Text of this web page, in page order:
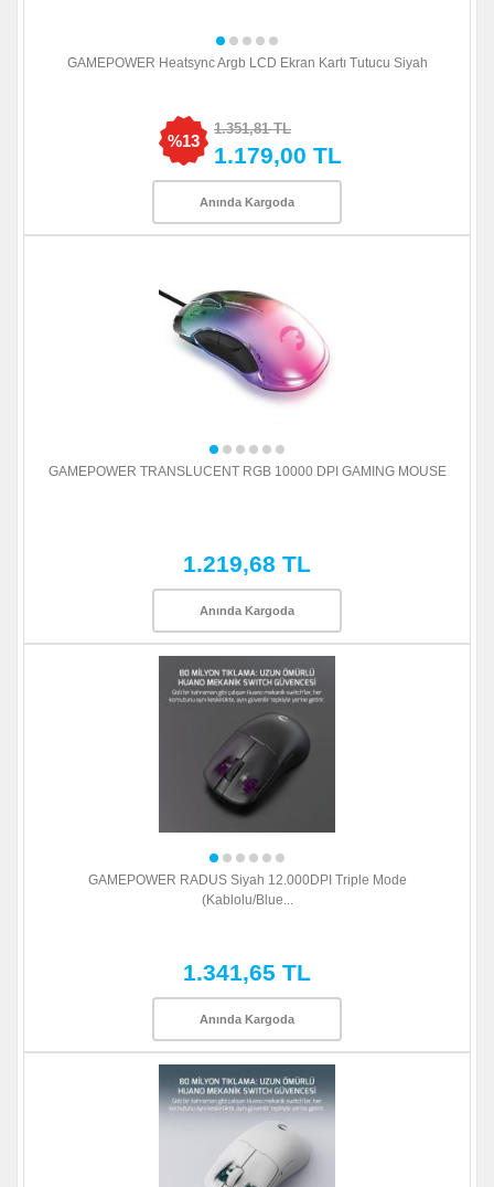
GAMEPOWER Heatsync Argb LCD Ekran Kartı Tutucu Siyah
%13
1.351,81 TL
1.179,00 TL
Anında Kargoda
GAMEPOWER TRANSLUCENT RGB 10000 DPI GAMING MOUSE
1.219,68 TL
Anında Kargoda
GAMEPOWER RADUS Siyah 12.000DPI Triple Mode
(Kablolu/Blue...
1.341,65 TL
Anında Kargoda